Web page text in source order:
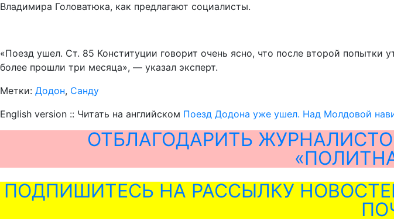
Владимира Головатюка, как предлагают социалисты.
«Поезд ушел. Ст. 85 Конституции говорит очень ясно, что после второй попытки
более прошли три месяца», — указал эксперт.
Метки: Додон, Санду
English version :: Читать на английском Поезд Додона уже ушел. Над Молдовой
ОТБЛАГОДАРИТЬ
ПОДПИШИТЕСЬ НА РАССЫЛКУ